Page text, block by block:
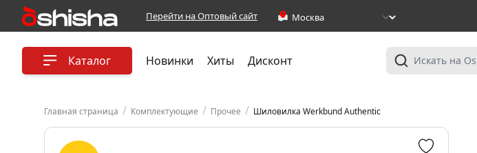
Перейти на Оптовый сайт
Каталог Новинки Хиты Дисконт
Главная страница / Комплектующие / Прочее / Шиловилка Werkbund Authentic